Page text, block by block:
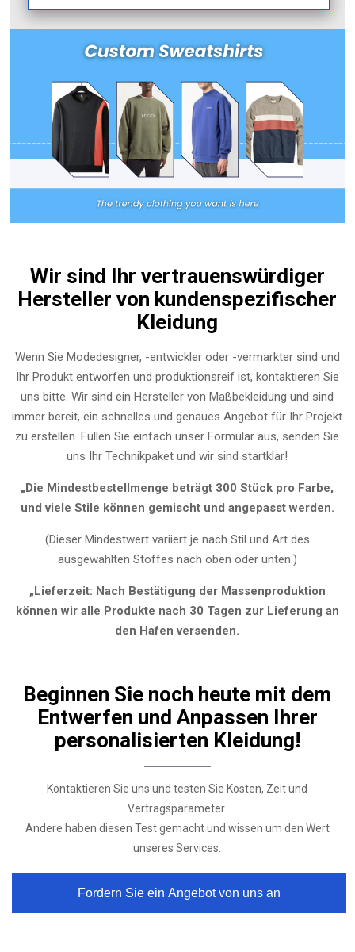
Wir sind Ihr vertrauenswürdiger
Hersteller von kundenspezifischer
Kleidung
Wenn Sie Modedesigner, -entwickler oder -vermarkter sind und
Ihr Produkt entworfen und produktionsreif ist, kontaktieren Sie
uns bitte. Wir sind ein Hersteller von Maßbekleidung und sind
immer bereit, ein schnelles und genaues Angebot für Ihr Projekt
zu erstellen. Füllen Sie einfach unser Formular aus, senden Sie
uns Ihr Technikpaket und wir sind startklar!
„Die Mindestbestellmenge beträgt 300 Stück pro Farbe,
und viele Stile können gemischt und angepasst werden.
(Dieser Mindestwert variiert je nach Stil und Art des
ausgewählten Stoffes nach oben oder unten.)
„Lieferzeit: Nach Bestätigung der Massenproduktion
können wir alle Produkte nach 30 Tagen zur Lieferung an
den Hafen versenden.
Beginnen Sie noch heute mit dem
Entwerfen und Anpassen Ihrer
personalisierten Kleidung!
Kontaktieren Sie uns und testen Sie Kosten, Zeit und
Vertragsparameter.
Andere haben diesen Test gemacht und wissen um den Wert
unseres Services.
Fordern Sie ein Angebot von uns an